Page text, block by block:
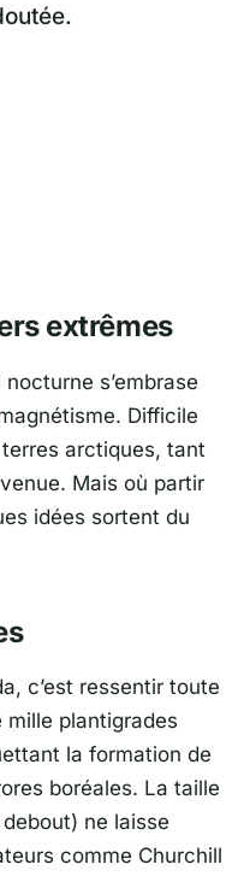
extrêmes
s’embrase
Difficile
arctiques, tant
Mais où partir
idées sortent du
c’est ressentir toute
plantigrades
la formation de
boréales. La taille
ne laisse
comme Churchill